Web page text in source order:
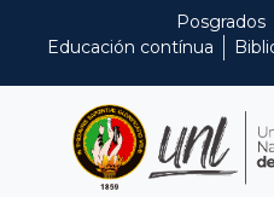
Posgrados
Educación contínua